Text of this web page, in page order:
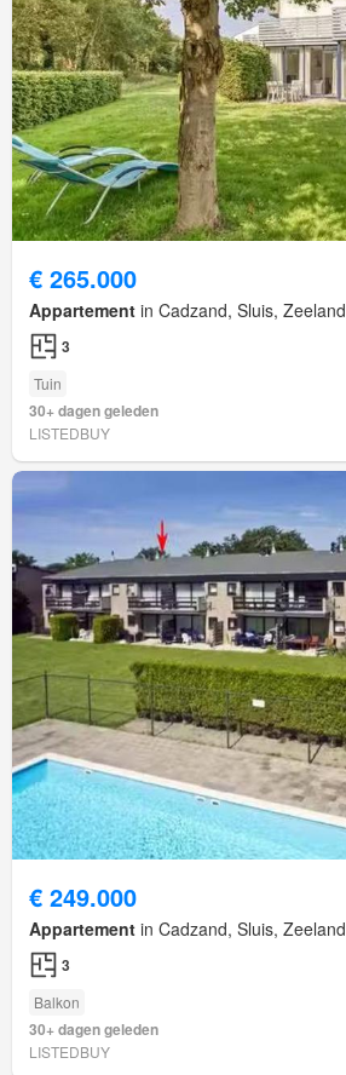
€ 265.000
Appartement in Cadzand, Sluis, Zeeland
3
Tuin
30+ dagen geleden
LISTEDBUY
€ 249.000
Appartement in Cadzand, Sluis, Zeeland
3
Balkon
30+ dagen geleden
LISTEDBUY